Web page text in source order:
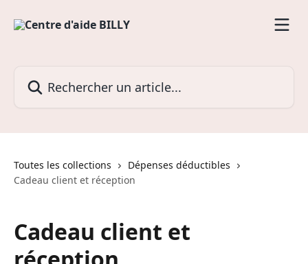
Toutes les collections
Dépenses déductibles
Cadeau client et réception
Cadeau client et